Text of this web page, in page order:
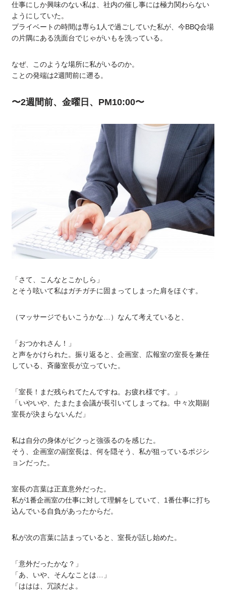
仕事にしか興味のない私は、社内の催し事には極力関わらない
ようにしていた。
プライベートの時間は専ら1人で過ごしていた私が、今BBQ会場
の片隅にある洗面台でじゃがいもを洗っている。
なぜ、このような場所に私がいるのか。
ことの発端は2週間前に遡る。
〜2週間前、金曜日、PM10:00〜
「さて、こんなとこかしら」
とそう呟いて私はガチガチに固まってしまった肩をほぐす。
（マッサージでもいこうかな…）なんて考えていると、
「おつかれさん！」
と声をかけられた。振り返ると、企画室、広報室の室長を兼任
している、斉藤室長が立っていた。
「室長！まだ残られてたんですね。お疲れ様です。」
「いやいや、たまたま会議が長引いてしまってね。中々次期副
室長が決まらないんだ」
私は自分の身体がピクっと強張るのを感じた。
そう、企画室の副室長は、何を隠そう、私が狙っているポジシ
ョンだった。
室長の言葉は正直意外だった。
私が1番企画室の仕事に対して理解をしていて、1番仕事に打ち
込んでいる自負があったからだ。
私が次の言葉に詰まっていると、室長が話し始めた。
「意外だったかな？」
「あ、いや、そんなことは…」
「ははは、冗談だよ。